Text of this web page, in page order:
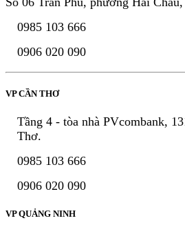
0985 103 666
0906 020 090
VP CẦN THƠ
Tầng 4 - tòa nhà PVcombank,
Thơ.
0985 103 666
0906 020 090
VP QUẢNG NINH